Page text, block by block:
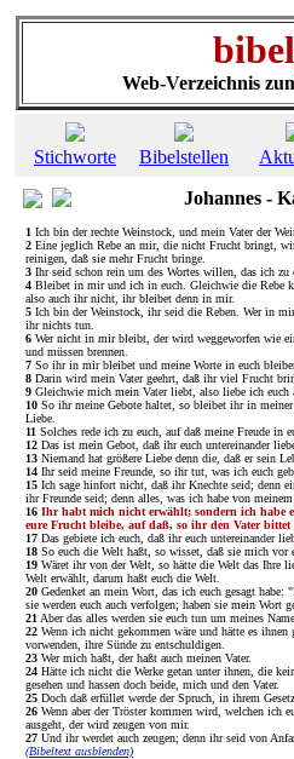
Web-Verzeichnis
Stichworte Bibelstellen
Johannes -
1 Ich bin der rechte Weinstock, und mein Vater der
2 Eine jeglich Rebe an mir, die nicht Frucht bringt,
reinigen, daß sie mehr Frucht bringe.
3 Ihr seid schon rein um des Wortes willen, das ich zu
4 Bleibet in mir und ich in euch. Gleichwie die Rebe
also auch ihr nicht, ihr bleibet denn in mir.
5 Ich bin der Weinstock, ihr seid die Reben. Wer in
ihr nichts tun.
6 Wer nicht in mir bleibt, der wird weggeworfen wie
und müssen brennen.
7 So ihr in mir bleibet und meine Worte in euch
8 Darin wird mein Vater geehrt, daß ihr viel Frucht
9 Gleichwie mich mein Vater liebt, also liebe ich
10 So ihr meine Gebote haltet, so bleibet ihr in
Liebe.
11 Solches rede ich zu euch, auf daß meine Freude in
12 Das ist mein Gebot, daß ihr euch untereinander
13 Niemand hat größere Liebe denn die, daß er sein
14 Ihr seid meine Freunde, so ihr tut, was ich euch
15 Ich sage hinfort nicht, daß ihr Knechte seid; denn
ihr Freunde seid; denn alles, was ich habe von
16 Ihr habt mich nicht erwählt; sondern ich habe
eure Frucht bleibe, auf daß, so ihr den Vater bittet
17 Das gebiete ich euch, daß ihr euch untereinander
18 So euch die Welt haßt, so wisset, daß sie mich vor
19 Wäret ihr von der Welt, so hätte die Welt das Ihre
Welt erwählt, darum haßt euch die Welt.
20 Gedenket an mein Wort, das ich euch gesagt
sie werden euch auch verfolgen; haben sie mein Wort
21 Aber das alles werden sie euch tun um meines
22 Wenn ich nicht gekommen wäre und hätte es
vorwenden, ihre Sünde zu entschuldigen.
23 Wer mich haßt, der haßt auch meinen Vater.
24 Hätte ich nicht die Werke getan unter ihnen, die
gesehen und hassen doch beide, mich und den Vater.
25 Doch daß erfüllet werde der Spruch, in ihrem
26 Wenn aber der Tröster kommen wird, welchen ich
ausgeht, der wird zeugen von mir.
27 Und ihr werdet auch zeugen; denn ihr seid von
(Bibeltext ausblenden)